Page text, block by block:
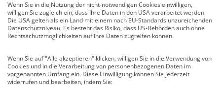
Vertrag widerrufen
Kontakt
Am Köllnischen Park 2
10179 Berlin
E-Mail:verlag@psychologenverlag.de
Wenn Sie in die Nutzung der nicht-notwendigen Cookies einwilligen,
willigen Sie zugleich ein, dass Ihre Daten in den USA verarbeitet werden.
Die USA gelten als ein Land mit einem nach EU-Standards unzureichenden
Datenschutzniveau. Es besteht das Risiko, dass US-Behörden auch ohne
Rechtsschutzmöglichkeiten auf Ihre Daten zugreifen können.
Wenn Sie auf "Alle akzeptieren" klicken, willigen Sie in die Verwendung von
Cookies und in die Verarbeitung von personenbezogenen Daten im
vorgenannten Umfang ein. Diese Einwilligung können Sie jederzeit
widerrufen und bearbeiten, indem Sie: